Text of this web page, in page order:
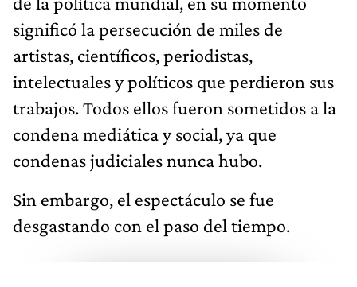
significó la persecución de miles de
artistas, científicos, periodistas,
intelectuales y políticos que perdieron sus
trabajos. Todos ellos fueron sometidos a la
condena mediática y social, ya que
condenas judiciales nunca hubo.
Sin embargo, el espectáculo se fue
desgastando con el paso del tiempo.